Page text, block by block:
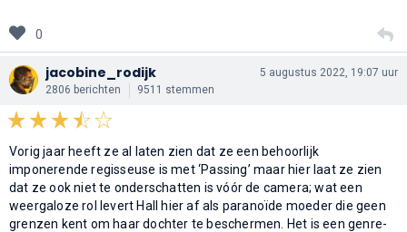
0
jacobine_rodijk
2806 berichten 9511 stemmen
5 augustus 2022, 19:07 uur
Vorig jaar heeft ze al laten zien dat ze een behoorlijk
imponerende regisseuse is met ‘Passing’ maar hier laat ze zien
dat ze ook niet te onderschatten is vóór de camera; wat een
weergaloze rol levert Hall hier af als paranoïde moeder die geen
grenzen kent om haar dochter te beschermen. Het is een genre-